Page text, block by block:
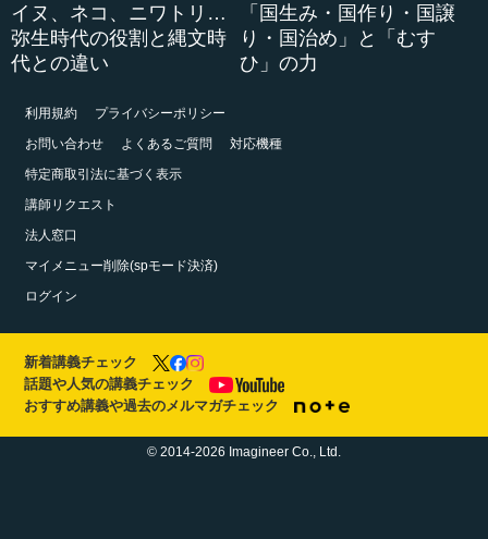
イヌ、ネコ、ニワトリ…
弥生時代の役割と縄文時
代との違い
「国生み・国作り・国譲
り・国治め」と「むす
ひ」の力
利用規約
プライバシーポリシー
お問い合わせ
よくあるご質問
対応機種
特定商取引法に基づく表示
講師リクエスト
法人窓口
マイメニュー削除(spモード決済)
ログイン
新着講義チェック
話題や人気の講義チェック
おすすめ講義や過去のメルマガチェック
© 2014-2026 Imagineer Co., Ltd.